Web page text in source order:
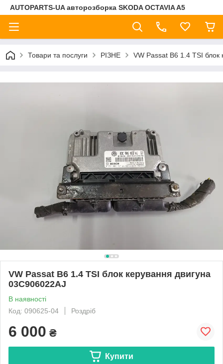
AUTOPARTS-UA авторозборка SKODA OCTAVIA A5
Товари та послуги РІЗНЕ VW Passat B6 1.4 TSI блок
VW Passat B6 1.4 TSI блок керування двигуна
03C906022AJ
В наявності
Код: 090625-04
Роздріб
6 000 ₴
Купити